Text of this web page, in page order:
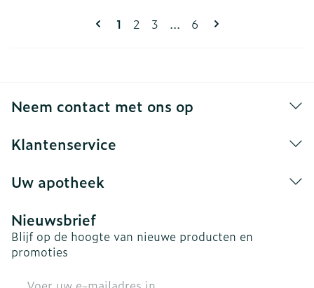
Pagina's
U lees momenteel pagina
1 Pagina
2 Pagina
3 ... Pagina
6
Neem contact met ons op
Klantenservice
Uw apotheek
Nieuwsbrief
Blijf op de hoogte van nieuwe producten en
promoties